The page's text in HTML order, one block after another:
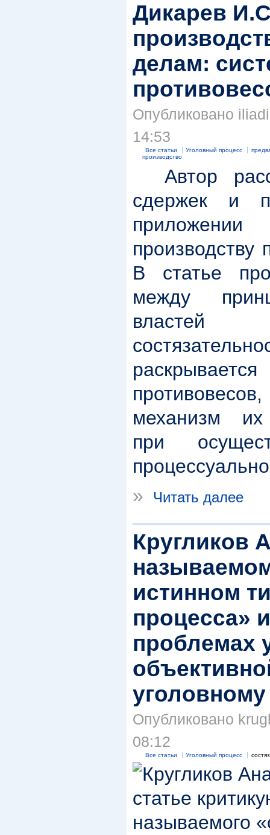
Дикарев
делам:
Опубликовано
14:53
Все статьи Уголовный процесс
производство
Автор
сдержек и
В статье
между
властей
механизм их
при
»
Читать далее
Кругликов
истинном
процесса»
проблемах
Опубликовано
08:12
Все статьи Уголовный процесс
статье
называемого